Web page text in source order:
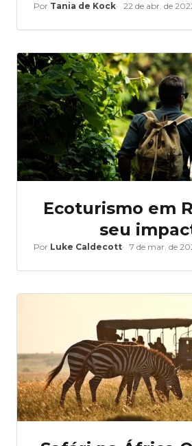
Por Tania de Kock 22 de abr. de
Ecoturismo em
seu
Por Luke Caldecott 7 de mar. de